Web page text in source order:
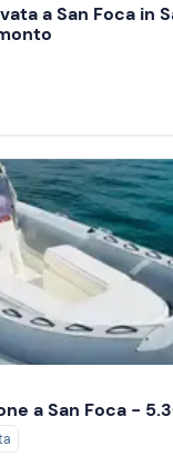
a San Foca in
a San Foca -